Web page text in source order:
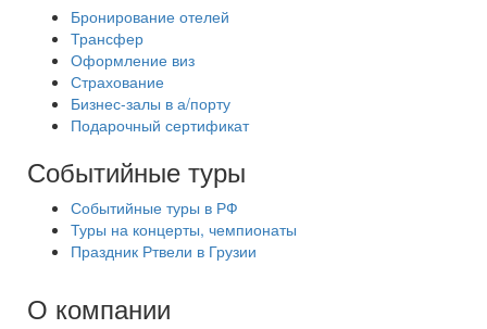
Бронирование отелей
Трансфер
Оформление виз
Страхование
Бизнес-залы в а/порту
Подарочный сертификат
Событийные туры
Событийные туры в РФ
Туры на концерты, чемпионаты
Праздник Ртвели в Грузии
О компании